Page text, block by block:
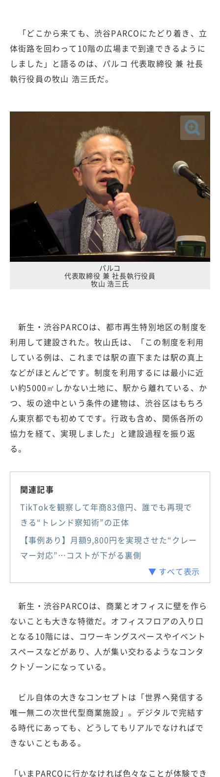
「どこから来ても、渋谷PARCOにたどり着き、立
体街路を回わって10階の広場まで到達できるように
しました」と語るのは、パルコ 代表取締役 兼 社長
執行役員の牧山 浩三氏だ。
パルコ
代表取締役 兼 社長執行役員
牧山 浩三氏
新生・渋谷PARCOは、都市再生特別地区の制度を
利用して建設された。牧山氏は、「この制度を利用
している例は、これまでは駅の直下または駅の真上
などがほとんどです。制度を利用するには最小に近
い約5000㎡しかない土地に、駅から離れている、か
つ、坂の途中という条件の建物は、渋谷区はもちろ
ん東京都でも初めてです。行政も含め、関係各所の
協力を経て、実現しました」と建設過程を振り返
る。
関連記事
TikTokを観察して年商83億円、誰でも再現で
きる“トレンド察知術”の正体
【事例あり】月額9,800円を実現させた“クレー
マー対応”…コストが下がる裏側
▼ すべて表示
新生・渋谷PARCOは、商業とオフィスに壁を作ら
ないことも大きな特徴だ。オフィスフロアの入り口
となる10階には、コワーキングスペースやイベント
スペースなどがあり、人が集い交わるようなコンタ
クトゾーンになっている。
ビル自体の大きなコンセプトは「世界へ発信する
唯一無二の次世代型商業施設」。デジタルで完結す
る時代にあっても、どうしてもリアルでなければで
きないこともある。
「いまPARCOに行かなければ色々なことが体験でき